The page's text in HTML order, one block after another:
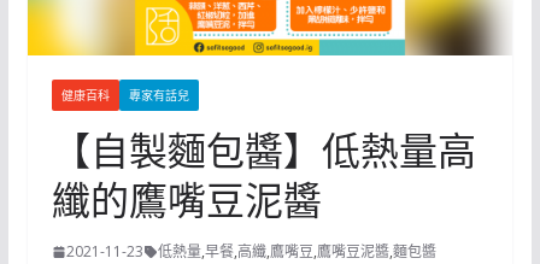
健康百科 專家有話兒
【自製麵包醬】低熱量高
纖的鷹嘴豆泥醬
2021-11-23 低熱量,早餐,高纖,鷹嘴豆,鷹嘴豆泥醬,麵包醬